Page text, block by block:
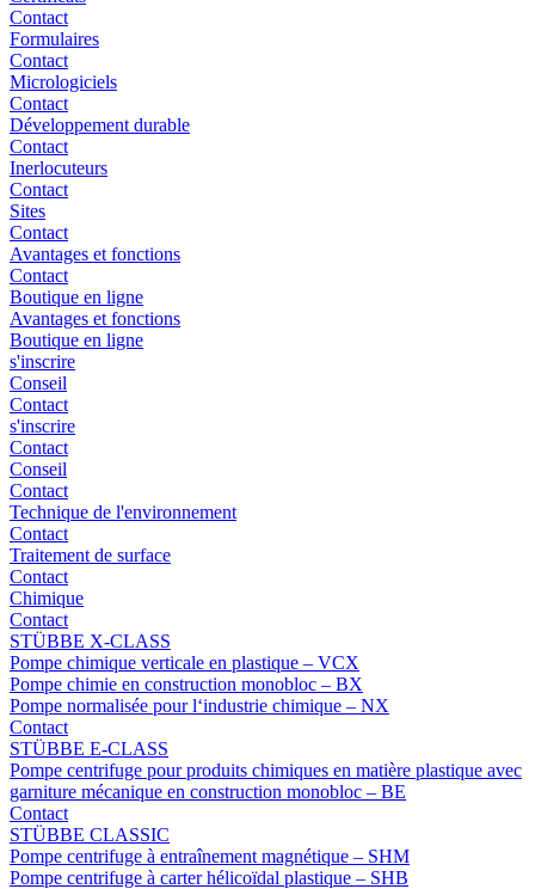
Contact
Formulaires
Contact
Micrologiciels
Contact
Développement durable
Contact
Inerlocuteurs
Contact
Sites
Contact
Avantages et fonctions
Contact
Boutique en ligne
Avantages et fonctions
Boutique en ligne
s'inscrire
Conseil
Contact
s'inscrire
Contact
Conseil
Contact
Technique de l'environnement
Contact
Traitement de surface
Contact
Chimique
Contact
STÜBBE X-CLASS
Pompe chimique verticale en plastique – VCX
Pompe chimie en construction monobloc – BX
Pompe normalisée pour l‘industrie chimique – NX
Contact
STÜBBE E-CLASS
Pompe centrifuge pour produits chimiques en matière plastique avec
garniture mécanique en construction monobloc – BE
Contact
STÜBBE CLASSIC
Pompe centrifuge à entraînement magnétique – SHM
Pompe centrifuge à carter hélicoïdal plastique – SHB